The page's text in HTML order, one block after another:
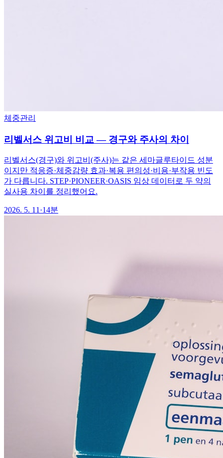
체중관리
리벨서스 위고비 비교 — 경구와 주사의 차이
리벨서스(경구)와 위고비(주사)는 같은 세마글루타이드 성분
이지만 적응증·체중감량 효과·복용 편의성·비용·부작용 빈도
가 다릅니다. STEP·PIONEER·OASIS 임상 데이터로 두 약의
실사용 차이를 정리했어요.
2026. 5. 11·14분